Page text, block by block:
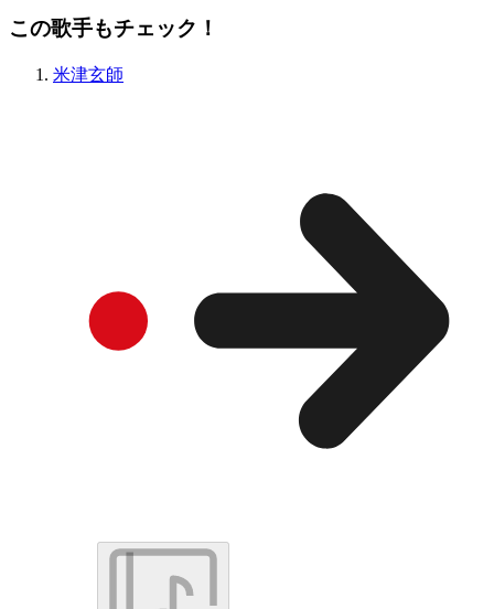
この歌手もチェック！
米津玄師